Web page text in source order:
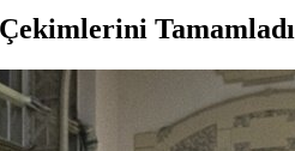
Tamamladı